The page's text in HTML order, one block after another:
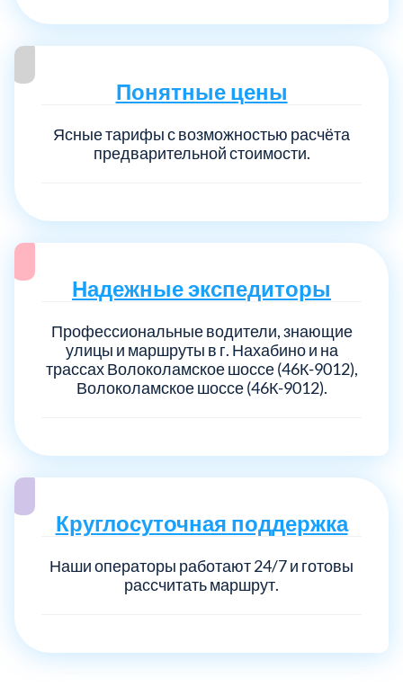
Понятные цены
Ясные тарифы с возможностью расчёта
предварительной стоимости.
Надежные экспедиторы
Профессиональные водители, знающие
улицы и маршруты в г. Нахабино и на
трассах Волоколамское шоссе (46К-9012),
Волоколамское шоссе (46К-9012).
Круглосуточная поддержка
Наши операторы работают 24/7 и готовы
рассчитать маршрут.